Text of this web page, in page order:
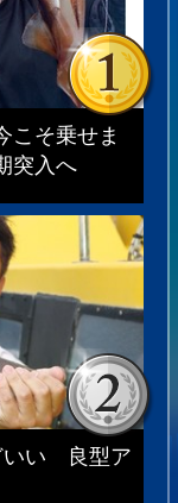
そ乗せま
突入へ
いい 良型ア